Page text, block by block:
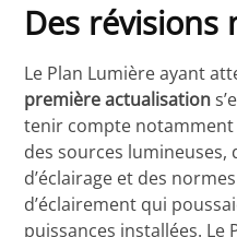
Des révisions
Le Plan Lumière ayant
première actualisation
tenir compte notamment
des sources lumineuses,
d’éclairage et des
d’éclairement qui
puissances installées. Le